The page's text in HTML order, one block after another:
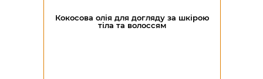
Кокосова олія для догляду за шкірою
тіла та волоссям